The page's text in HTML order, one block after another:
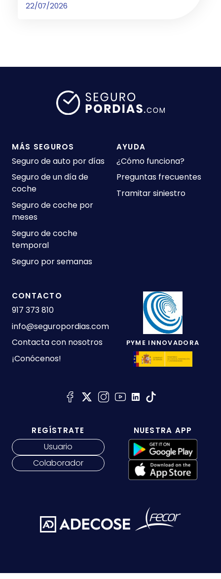
22/07/2026
MÁS SEGUROS
Seguro de auto por días
Seguro de un día de
coche
Seguro de coche por
meses
Seguro de coche
temporal
Seguro por semanas
AYUDA
¿Cómo funciona?
Preguntas frecuentes
Tramitar siniestro
CONTACTO
917 373 810
info@seguropordias.com
Contacta con nosotros
¡Conócenos!
PYME INNOVADORA
REGÍSTRATE
Usuario
Colaborador
NUESTRA APP